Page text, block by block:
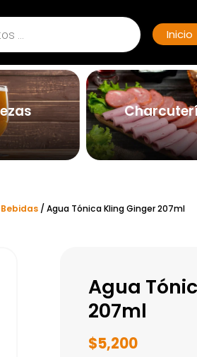
Inicio
Bebidas/ Agua Tónica Kling Ginger 207ml
Agua
207ml
$5,200